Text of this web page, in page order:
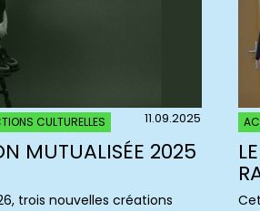
CULTURELLES 11.09.2025
MUTUALISÉE 2025
trois nouvelles créations